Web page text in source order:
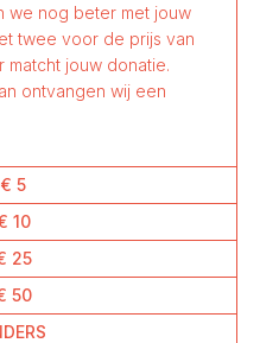
we nog beter met jouw
twee voor de prijs van
jouw donatie.
ontvangen wij een
€ 5
10
25
50